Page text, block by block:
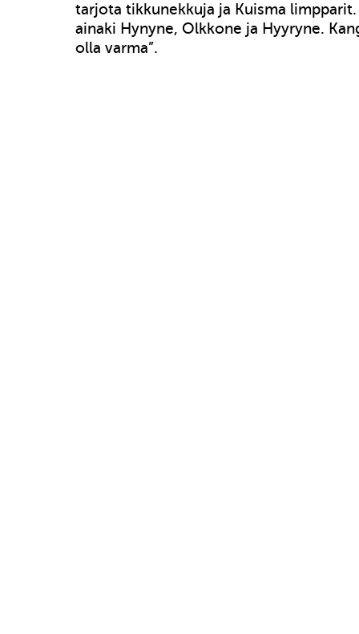
tarjota tikkunekkuja ja Kuisma
ainaki Hynyne, Olkkone ja Hyyryne.
olla varma”.